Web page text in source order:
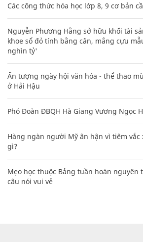
Các công thức hóa học lớp 8, 9 cơ bản
Nguyễn Phương Hằng sở hữu khối tài
khoe sổ đỏ tính bằng cân, mắng cựu
nghìn tỷ'
Ấn tượng ngày hội văn hóa - thể thao
ở Hải Hậu
Phó Đoàn ĐBQH Hà Giang Vương Ngọc
Hàng ngàn người Mỹ ân hận vì tiêm vắc
gì?
Mẹo học thuộc Bảng tuần hoàn nguyên
câu nói vui vẻ